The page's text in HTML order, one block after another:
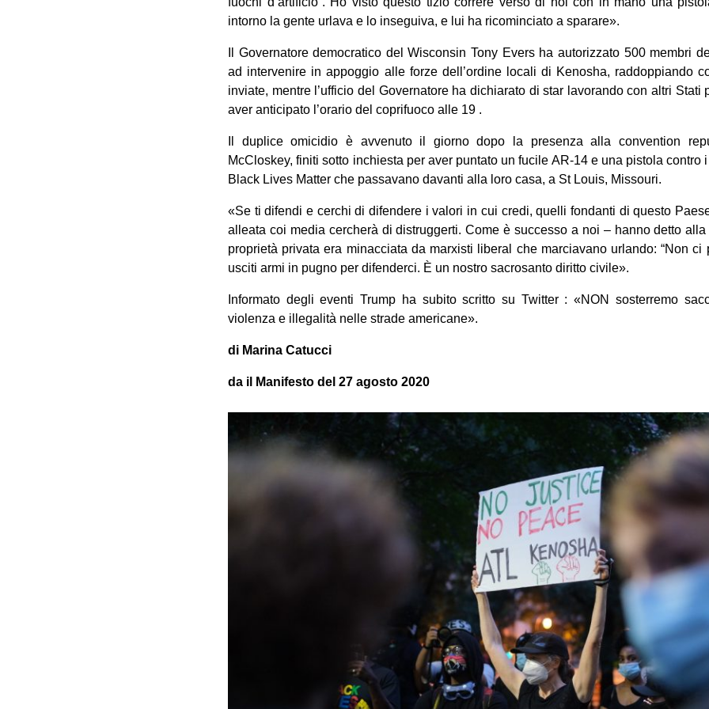
intorno la gente urlava e lo inseguiva, e lui ha ricominciato a sparare».
Il Governatore democratico del Wisconsin Tony Evers ha autorizzato 500 membri
ad intervenire in appoggio alle forze dell’ordine locali di Kenosha, raddoppiando
inviate, mentre l’ufficio del Governatore ha dichiarato di star lavorando con altri Stati
aver anticipato l’orario del coprifuoco alle 19 .
Il duplice omicidio è avvenuto il giorno dopo la presenza alla convention
McCloskey, finiti sotto inchiesta per aver puntato un fucile AR-14 e una pistola contro
Black Lives Matter che passavano davanti alla loro casa, a St Louis, Missouri.
«Se ti difendi e cerchi di difendere i valori in cui credi, quelli fondanti di questo
alleata coi media cercherà di distruggerti. Come è successo a noi – hanno detto
proprietà privata era minacciata da marxisti liberal che marciavano urlando: “Non ci
usciti armi in pugno per difenderci. È un nostro sacrosanto diritto civile».
Informato degli eventi Trump ha subito scritto su Twitter : «NON sosterremo
violenza e illegalità nelle strade americane».
di Marina Catucci
da il Manifesto del 27 agosto 2020